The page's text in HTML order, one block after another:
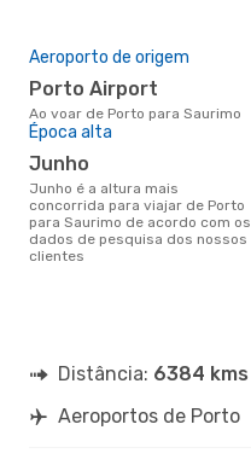
Aeroporto de origem
Porto Airport
Ao voar de Porto para Saurimo
Época alta
junho
junho é a altura mais
concorrida para viajar de Porto
para Saurimo de acordo com os
dados de pesquisa dos nossos
clientes
Distância: 6384 kms
Aeroportos de Porto